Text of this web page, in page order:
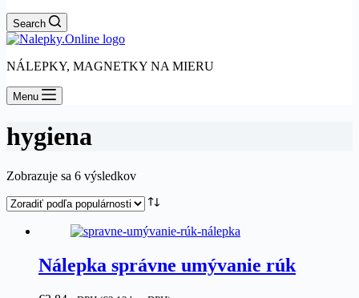
Search
NÁLEPKY, MAGNETKY NA MIERU
Menu
hygiena
Zobrazuje sa 6 výsledkovZoradené
popularity
Nálepka správne umývanie rúk